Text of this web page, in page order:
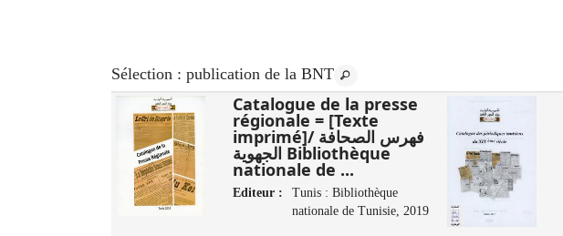
Sélection : publication de la BNT
Catalogue de la presse
régionale = [Texte
imprimé]/ فهرس الصحافة
الجهوية Bibliothèque
nationale de ...
Editeur :
Tunis : Bibliothèque
nationale de Tunisie, 2019